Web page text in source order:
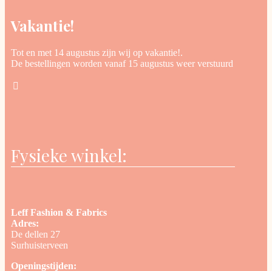
Vakantie!
Tot en met 14 augustus zijn wij op vakantie!.
De bestellingen worden vanaf 15 augustus weer verstuurd
Fysieke winkel:
Leff Fashion & Fabrics
Adres:
De dellen 27
Surhuisterveen
Openingstijden: